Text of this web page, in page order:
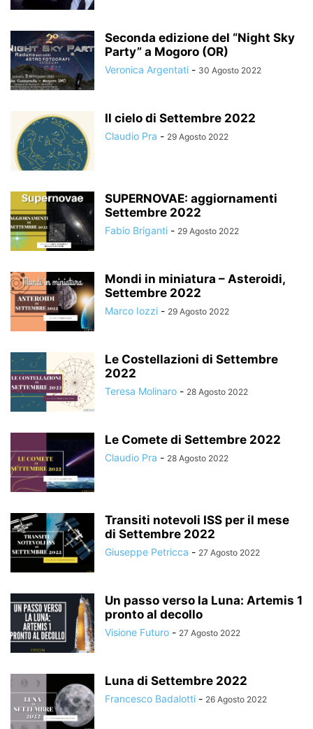
Seconda edizione del “Night Sky
Party” a Mogoro (OR)
Veronica Argentati - 30 Agosto 2022
Il cielo di Settembre 2022
Claudio Pra - 29 Agosto 2022
SUPERNOVAE: aggiornamenti
Settembre 2022
Fabio Briganti - 29 Agosto 2022
Mondi in miniatura – Asteroidi,
Settembre 2022
Marco Iozzi - 29 Agosto 2022
Le Costellazioni di Settembre
2022
Teresa Molinaro - 28 Agosto 2022
Le Comete di Settembre 2022
Claudio Pra - 28 Agosto 2022
Transiti notevoli ISS per il mese
di Settembre 2022
Giuseppe Petricca - 27 Agosto 2022
Un passo verso la Luna: Artemis 1
pronto al decollo
Visione Futuro - 27 Agosto 2022
Luna di Settembre 2022
Francesco Badalotti - 26 Agosto 2022